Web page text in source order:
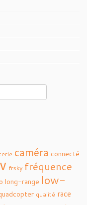
caméra connecté
frsky fréquence
long-range low-
qualité race